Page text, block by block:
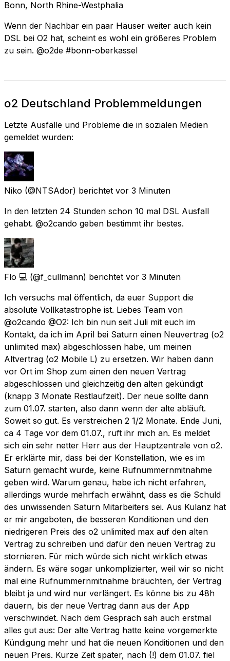
Bonn, North Rhine-Westphalia
Wenn der Nachbar ein paar Häuser weiter auch kein
DSL bei O2 hat, scheint es wohl ein größeres Problem
zu sein. @o2de #bonn-oberkassel
o2 Deutschland Problemmeldungen
Letzte Ausfälle und Probleme die in sozialen Medien
gemeldet wurden:
Niko (@NTSAdor) berichtet vor 3 Minuten
In den letzten 24 Stunden schon 10 mal DSL Ausfall
gehabt. @o2cando geben bestimmt ihr bestes.
Flo 💻 (@f_cullmann) berichtet vor 3 Minuten
Ich versuchs mal öffentlich, da euer Support die
absolute Vollkatastrophe ist. Liebes Team von
@o2cando @O2: Ich bin nun seit Juli mit euch im
Kontakt, da ich im April bei Saturn einen Neuvertrag (o2
unlimited max) abgeschlossen habe, um meinen
Altvertrag (o2 Mobile L) zu ersetzen. Wir haben dann
vor Ort im Shop zum einen den neuen Vertrag
abgeschlossen und gleichzeitig den alten gekündigt
(knapp 3 Monate Restlaufzeit). Der neue sollte dann
zum 01.07. starten, also dann wenn der alte abläuft.
Soweit so gut. Es verstreichen 2 1/2 Monate. Ende Juni,
ca 4 Tage vor dem 01.07., ruft ihr mich an. Es meldet
sich ein sehr netter Herr aus der Hauptzentrale von o2.
Er erklärte mir, dass bei der Konstellation, wie es im
Saturn gemacht wurde, keine Rufnummernmitnahme
geben wird. Warum genau, habe ich nicht erfahren,
allerdings wurde mehrfach erwähnt, dass es die Schuld
des unwissenden Saturn Mitarbeiters sei. Aus Kulanz hat
er mir angeboten, die besseren Konditionen und den
niedrigeren Preis des o2 unlimited max auf den alten
Vertrag zu schreiben und dafür den neuen Vertrag zu
stornieren. Für mich würde sich nicht wirklich etwas
ändern. Es wäre sogar unkomplizierter, weil wir so nicht
mal eine Rufnummernmitnahme bräuchten, der Vertrag
bleibt ja und wird nur verlängert. Es könne bis zu 48h
dauern, bis der neue Vertrag dann aus der App
verschwindet. Nach dem Gespräch sah auch erstmal
alles gut aus: Der alte Vertrag hatte keine vorgemerkte
Kündigung mehr und hat die neuen Konditionen und den
neuen Preis. Kurze Zeit später, nach (!) dem 01.07. fiel